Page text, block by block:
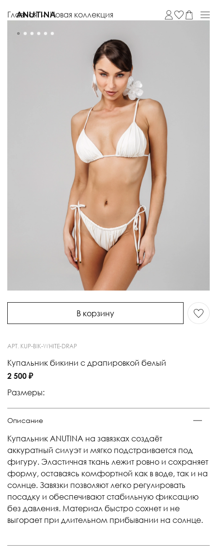
ANUTINA
Главная Новая коллекция
Купальник бикини с драпировкой белый
2 500 ₽
Размеры:
АРТ. KUP-BIK-WHITE-DRAP
В корзину
Описание
Купальник ANUTINA на завязках создаёт
аккуратный силуэт и мягко подстраивается под
фигуру. Эластичная ткань лежит ровно и сохраняет
форму, оставаясь комфортной как в воде, так и на
солнце. Завязки позволяют легко регулировать
посадку и обеспечивают стабильную фиксацию
без давления. Материал быстро сохнет и не
выгорает при длительном прибывании на солнце.